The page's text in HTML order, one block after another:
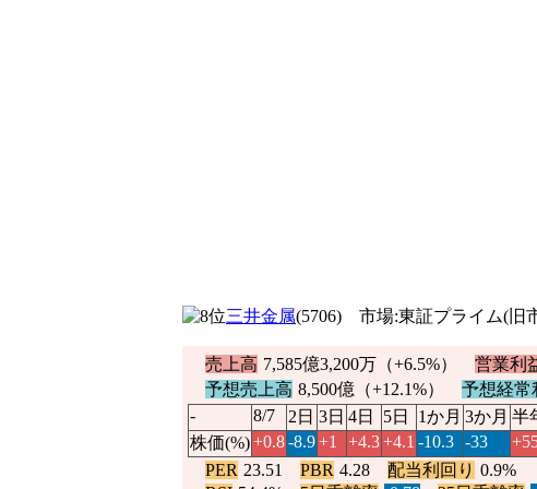
三井金属(5706) 市場:東証プライム(
売上高 7,585億3,200万（+6.5%） 営業利
予想売上高 8,500億（+12.1%） 予想経常
-
8/7 2日 3日 4日 5日 1か月 3か月 半
株価(%)+0.8-8.9+1 +4.3+4.1 -10.3 -33
PER 23.51 PBR 4.28 配当利回り 0.9%